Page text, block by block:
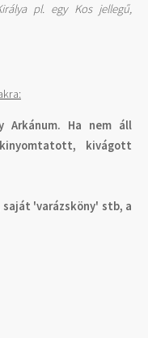
pl. egy Kos jellegű,
Arkánum. Ha nem áll
kivágott
'varázsköny' stb, a